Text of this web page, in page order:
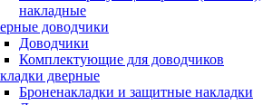
накладные
доводчики
Доводчики
Комплектующие для доводчиков
дверные
Броненакладки и защитные накладки